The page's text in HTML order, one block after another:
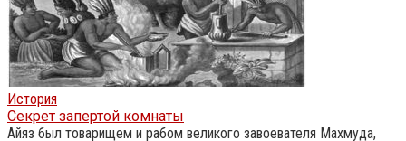
История
Секрет запертой комнаты
Айяз был товарищем и рабом великого завоевателя Махмуда,